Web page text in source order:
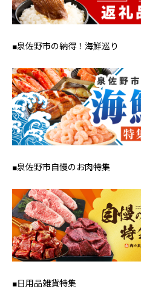
■泉佐野市の納得！海鮮巡り
■泉佐野市自慢のお肉特集
■日用品雑貨特集